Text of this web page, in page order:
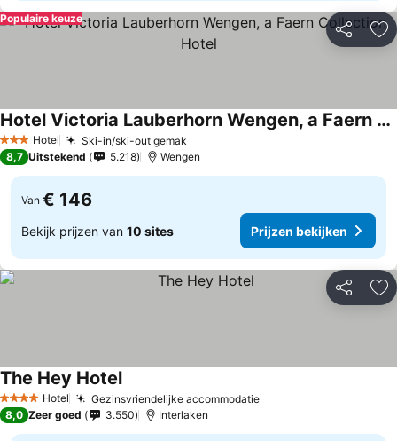
Delen
Populaire keuze
3 SterrenHotel Ski-in/ski-out gemak
Hotel Victoria Lauberhorn Wengen, a Faern Collection Hotel
8,7 Uitstekend 5.218 Wengen
Van € 146
Bekijk prijzen van 10 sites Prijzen bekijken
Delen
4 SterrenHotel Gezinsvriendelijke accommodatie
The Hey Hotel
8,0 Zeer goed 3.550 Interlaken